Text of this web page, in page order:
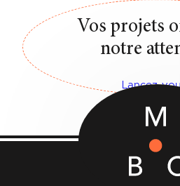
Vos projets
notre
Lancez-